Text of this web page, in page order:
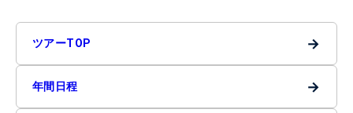
ツアーTOP →
年間日程 →